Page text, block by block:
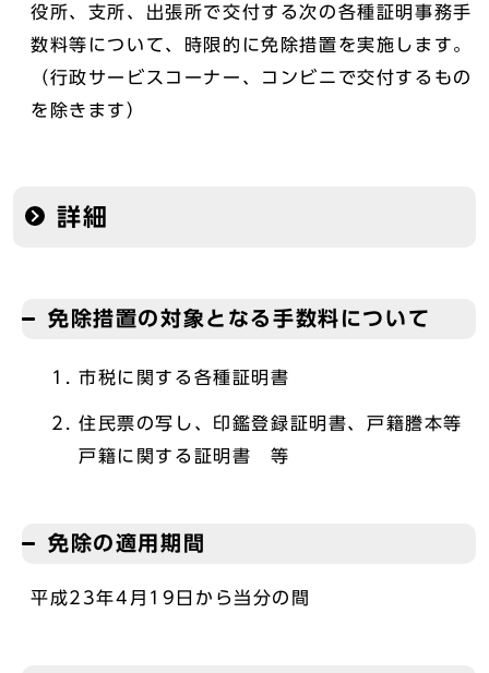
役所、支所、出張所で交付する次の各種証明事務手
数料等について、時限的に免除措置を実施します。
（行政サービスコーナー、コンビニで交付するもの
を除きます）
詳細
免除措置の対象となる手数料について
市税に関する各種証明書
住民票の写し、印鑑登録証明書、戸籍謄本等
戸籍に関する証明書 等
免除の適用期間
平成23年4月19日から当分の間